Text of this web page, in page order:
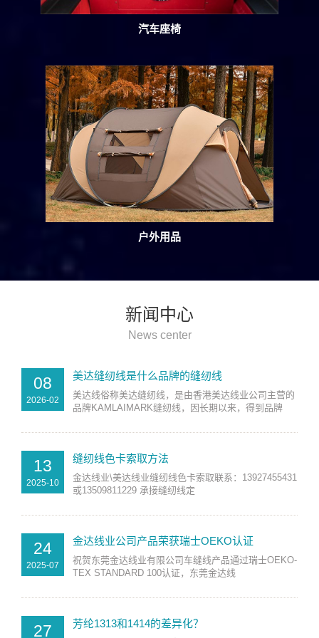
汽车座椅
户外用品
新闻中心
News center
08
2026-02
美达缝纫线是什么品牌的缝纫线
美达线俗称美达缝纫线，是由香港美达线业公司主营的
品牌KAMLAIMARK缝纫线，因长期以来，得到品牌
13
2025-10
缝纫线色卡索取方法
金达线业\美达线业缝纫线色卡索取联系：13927455431
或13509811229 承接缝纫线定
24
2025-07
金达线业公司产品荣获瑞士OEKO认证
祝贺东莞金达线业有限公司车缝线产品通过瑞士OEKO-
TEX STANDARD 100认证，东莞金达线
27 芳纶1313和1414的差异化？